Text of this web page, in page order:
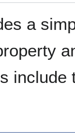
a
include